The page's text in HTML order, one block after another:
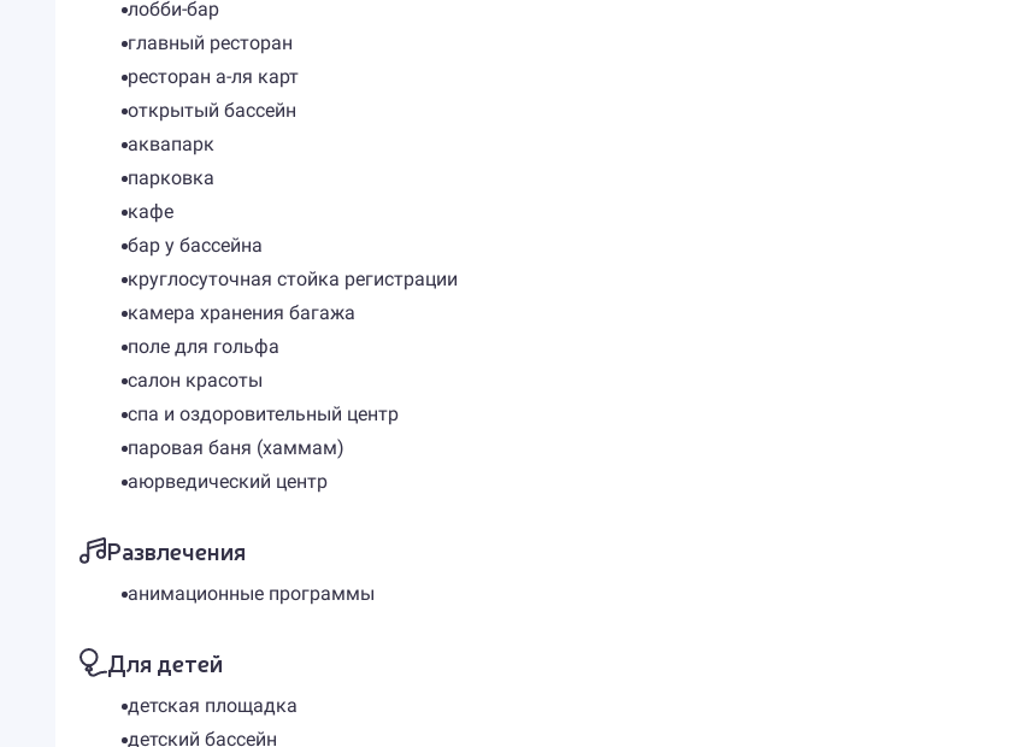
лобби-бар
главный ресторан
ресторан а-ля карт
открытый бассейн
аквапарк
парковка
кафе
бар у бассейна
круглосуточная стойка регистрации
камера хранения багажа
поле для гольфа
салон красоты
спа и оздоровительный центр
паровая баня (хаммам)
аюрведический центр
Развлечения
анимационные программы
Для детей
детская площадка
детский бассейн